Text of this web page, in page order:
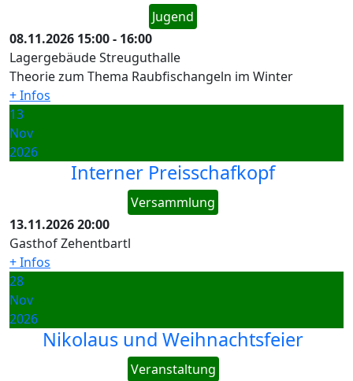
Jugend
08.11.2026 15:00- 16:00
Lagergebäude Streuguthalle
Theorie zum Thema Raubfischangeln im Winter
+ Infos
13
Nov
2026
Interner Preisschafkopf
Versammlung
13.11.202620:00
Gasthof Zehentbartl
+ Infos
28
Nov
2026
Nikolaus und Weihnachtsfeier
Veranstaltung